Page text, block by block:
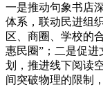
一是推动句象书店
体系，联动民进组
区、商圈、学校的
惠民圈”；二是促
划，推进线下阅读
间突破物理的限制